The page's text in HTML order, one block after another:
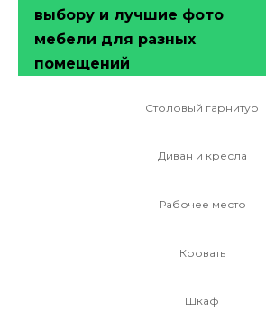
выбору и лучшие фото
мебели для разных
помещений
Столовый гарнитур
Диван и кресла
Рабочее место
Кровать
Шкаф